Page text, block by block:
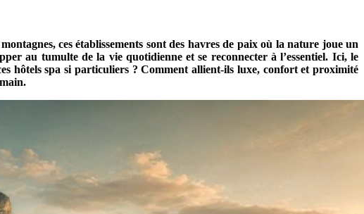
ces établissements sont des havres de paix où la nature joue un
au tumulte de la vie quotidienne et se reconnecter à l’essentiel. Ici, le
hôtels spa si particuliers ? Comment allient-ils luxe, confort et proximité